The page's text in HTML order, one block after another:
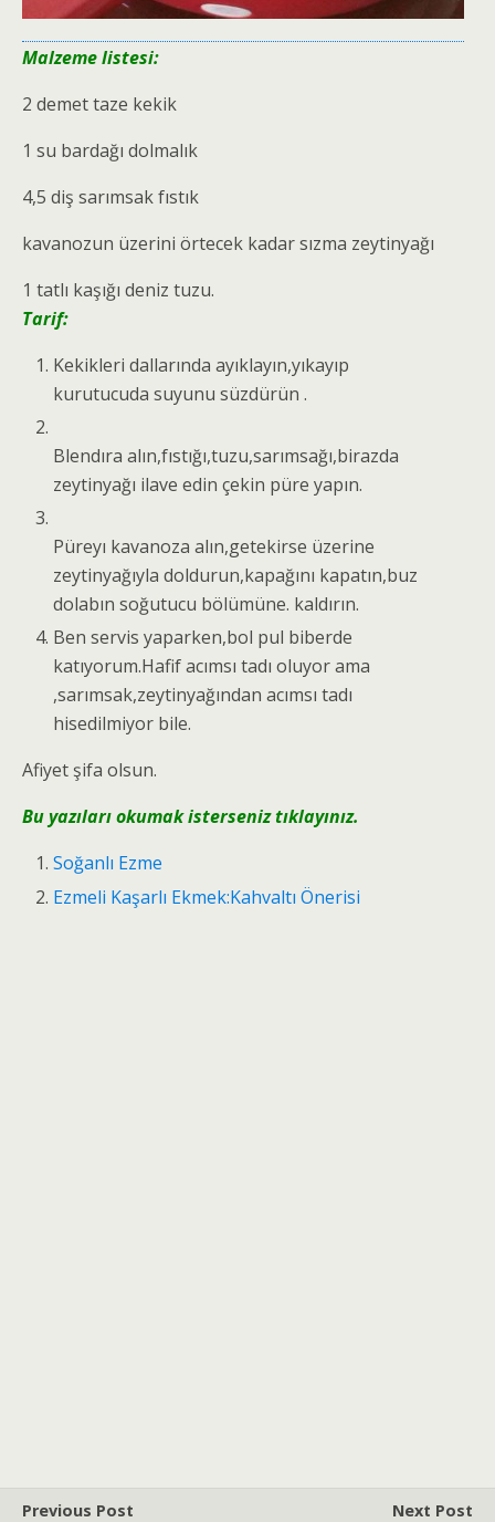
Malzeme listesi:
2 demet taze kekik
1 su bardağı dolmalık
4,5 diş sarımsak fıstık
kavanozun üzerini örtecek kadar sızma zeytinyağı
1 tatlı kaşığı deniz tuzu.
Tarif:
Kekikleri dallarında ayıklayın,yıkayıp
kurutucuda suyunu süzdürün .
Blendıra alın,fıstığı,tuzu,sarımsağı,birazda
zeytinyağı ilave edin çekin püre yapın.
Püreyı kavanoza alın,getekirse üzerine
zeytinyağıyla doldurun,kapağını kapatın,buz
dolabın soğutucu bölümüne. kaldırın.
Ben servis yaparken,bol pul biberde
katıyorum.Hafif acımsı tadı oluyor ama
,sarımsak,zeytinyağından acımsı tadı
hisedilmiyor bile.
Afiyet şifa olsun.
Bu yazıları okumak isterseniz tıklayınız.
Soğanlı Ezme
Ezmeli Kaşarlı Ekmek:Kahvaltı Önerisi
Previous Post
Next Post